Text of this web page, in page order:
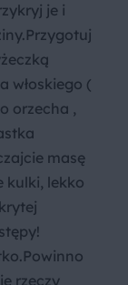
je i
włoskiego (
orzecha ,
masę
kulki, lekko
rzeczy